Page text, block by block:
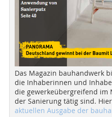
Das Magazin bauhandwerk
die Inhaberinnen und
die gewerkeübergreifend im
der Sanierung tätig sind.
aktuellen Ausgabe der